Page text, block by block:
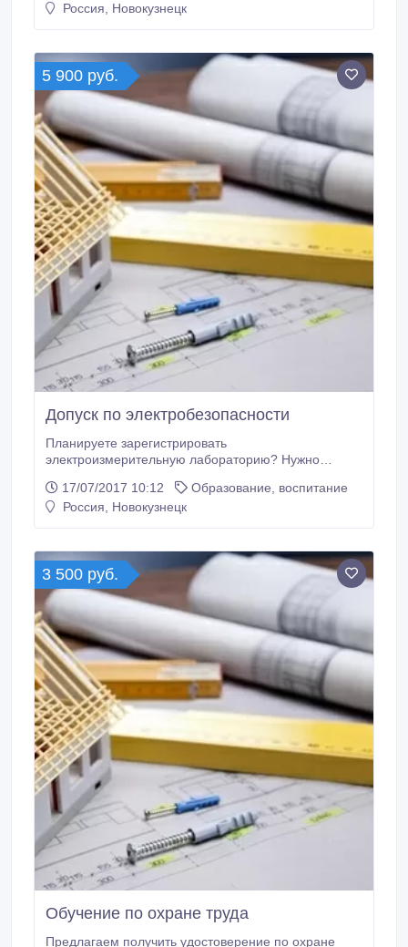
Россия, Новокузнецк
5 900 руб.
Допуск по электробезопасности
Планируете зарегистрировать
электроизмерительную лабораторию? Нужно
Хотите повысить либо продлить корочки по
электробезопасности? Выдаем удостоверения по
качества. Группы по электробезопасности совторой
по пятую.
17/07/2017 10:12
Образование, воспитание
Россия, Новокузнецк
3 500 руб.
Обучение по охране труда
Предлагаем получить удостоверение по охране